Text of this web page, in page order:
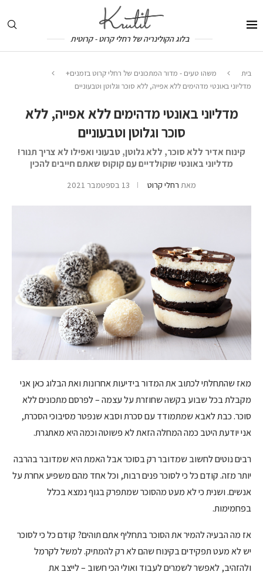
בלוג הקולינריה של רחלי קרוט - קרוטית
בית
משהו טעים - מדור המתכונים של רחלי קרוט בזמנים+
מדליוני באונטי מדהימים ללא אפייה, ללא סוכר וגלוטן וטבעוניים
מדליוני באונטי מדהימים ללא אפייה, ללא
סוכר וגלוטן וטבעוניים
קינוח אדיר ללא סוכר, ללא גלוטן, טבעוני ואפילו לא צריך תנור!
מדליוני באונטי שוקולדיים עם קוקוס שאתם חייבים להכין
מאת רחלי קרוט 13 בספטמבר 2021
מאז שהתחלתי לכתוב את המדור בידיעות אחרונות ואת הבלוג כאן אני
מקבלת בכל שבוע בקשה שחוזרת על עצמה – לפרסם מתכונים ללא
סוכר. כבת לאבא שמתמודד עם סכרת וסבא שנפטר מסיבוכי הסכרת,
אני יודעת היטב כמה המחלה הזאת לא פשוטה וכמה היא מאתגרת.
רבים נוטים לחשוב שמדובר רק בסוכר אבל האמת היא שמדובר בהרבה
יותר מזה. קודם כל כי לסוכר פנים רבות, וכל אחד מהם משפיע אחרת על
אנשים. ושנית כי לא מעט מהסוכר שמתפרק בגוף נמצא בכלל
בפחמימות.
אז מה הבעיה להמיר את הסוכר בתחליף אתם תוהים? קודם כל כי לסוכר
יש לא מעט תפקידים בקינוח שהם לא רק להמתיק. למשל לקרמל
ולהזהיב, לאפשר לשמרים לעבוד ואולי הכי חשוב – לייצב את